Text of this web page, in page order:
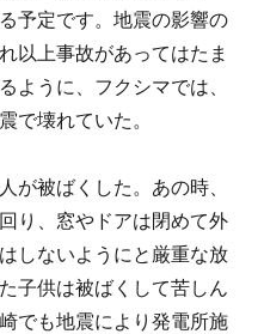
予定です。地震の影響の
以上事故があってはたま
ように、フクシマでは、
で壊れていた。
が被ばくした。あの時、
り、窓やドアは閉めて外
しないようにと厳重な放
子供は被ばくして苦しん
でも地震により発電所施